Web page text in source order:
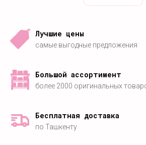
Лучшие цены
самые выгодные предложения
Большой ассортимент
более 2000 оригинальных
Бесплатная доставка
по Ташкенту